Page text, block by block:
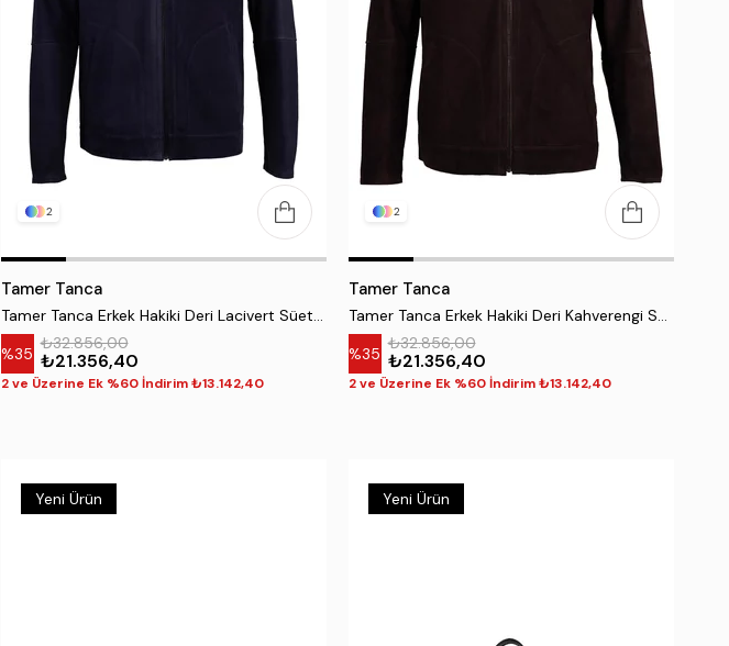
2
Tamer Tanca
Tamer Tanca Erkek Hakiki Deri Lacivert Süet Deri Mont
%35 ₺21.356,40
₺32.856,00
2 ve Üzerine Ek %60 İndirim ₺13.142,40
2
Tamer Tanca
Tamer Tanca Erkek Hakiki Deri Kahverengi Süet Deri Mont
%35 ₺21.356,40
₺32.856,00
2 ve Üzerine Ek %60 İndirim ₺13.142,40
Yeni Ürün Yeni Ürün